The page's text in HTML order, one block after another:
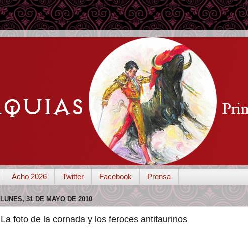
Acho 2026 Twitter Facebook Prensa
LUNES, 31 DE MAYO DE 2010
La foto de la cornada y los feroces antitaurinos